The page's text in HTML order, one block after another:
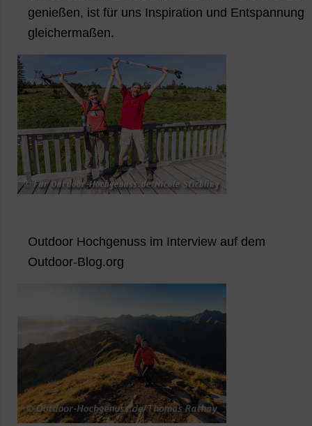
genießen, ist für uns Inspiration und Entspannung
gleichermaßen.
Outdoor Hochgenuss im Interview auf dem
Outdoor-Blog.org